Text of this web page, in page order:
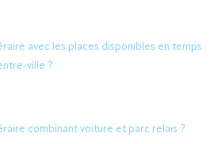
avec les places disponibles en temps
ville ?
combinant voiture et parc relais ?